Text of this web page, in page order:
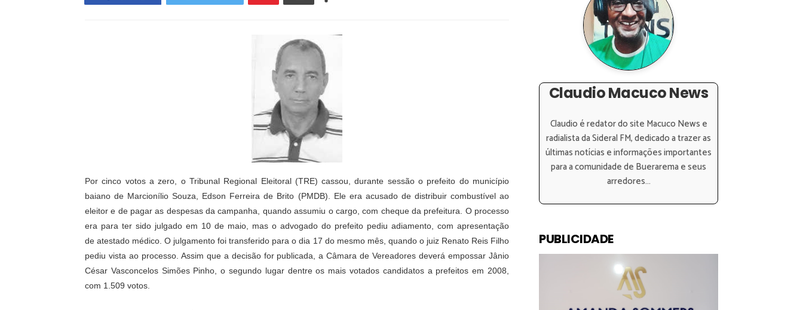
Por cinco votos a zero, o Tribunal Regional Eleitoral (TRE) cassou, durante sessão o prefeito do município
baiano de Marcionílio Souza, Edson Ferreira de Brito (PMDB). Ele era acusado de distribuir combustível ao
eleitor e de pagar as despesas da campanha, quando assumiu o cargo, com cheque da prefeitura. O processo
era para ter sido julgado em 10 de maio, mas o advogado do prefeito pediu adiamento, com apresentação
de atestado médico. O julgamento foi transferido para o dia 17 do mesmo mês, quando o juiz Renato Reis Filho
pediu vista ao processo. Assim que a decisão for publicada, a Câmara de Vereadores deverá empossar Jânio
César Vasconcelos Simões Pinho, o segundo lugar dentre os mais votados candidatos a prefeitos em 2008,
com 1.509 votos.
Claudio Macuco News
Claudio é redator do site Macuco News e
radialista da Sideral FM, dedicado a trazer as
últimas notícias e informações importantes
para a comunidade de Buerarema e seus
arredores...
PUBLICIDADE